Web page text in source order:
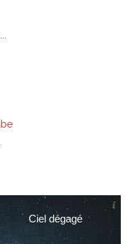
Ciel dégagé